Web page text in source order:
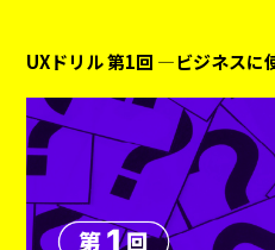
UXドリル 第1回 ―ビジネスに